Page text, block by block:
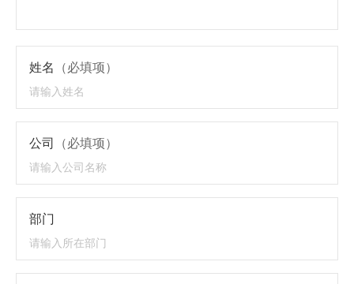
姓名 （必填项）
公司 （必填项）
部门